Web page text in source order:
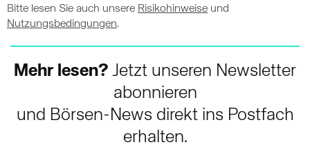
Bitte lesen Sie auch unsere Risikohinweise und
Nutzungsbedingungen.
Mehr lesen? Jetzt unseren Newsletter
abonnieren
und Börsen-News direkt ins Postfach
erhalten.